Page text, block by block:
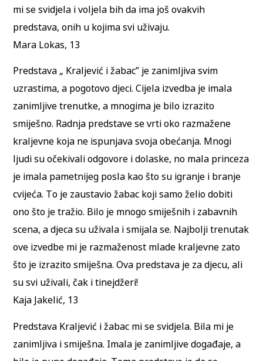
mi se svidjela i voljela bih da ima još ovakvih
predstava, onih u kojima svi uživaju.
Mara Lokas, 13
Predstava „ Kraljević i žabac” je zanimljiva svim
uzrastima, a pogotovo djeci. Cijela izvedba je imala
zanimljive trenutke, a mnogima je bilo izrazito
smiješno. Radnja predstave se vrti oko razmažene
kraljevne koja ne ispunjava svoja obećanja. Mnogi
ljudi su očekivali odgovore i dolaske, no mala princeza
je imala pametnijeg posla kao što su igranje i branje
cvijeća. To je zaustavio žabac koji samo želio dobiti
ono što je tražio. Bilo je mnogo smiješnih i zabavnih
scena, a djeca su uživala i smijala se. Najbolji trenutak
ove izvedbe mi je razmaženost mlade kraljevne zato
što je izrazito smiješna. Ova predstava je za djecu, ali
su svi uživali, čak i tinejdžeri!
Kaja Jakelić, 13
Predstava Kraljević i žabac mi se svidjela. Bila mi je
zanimljiva i smiješna. Imala je zanimljive događaje, a